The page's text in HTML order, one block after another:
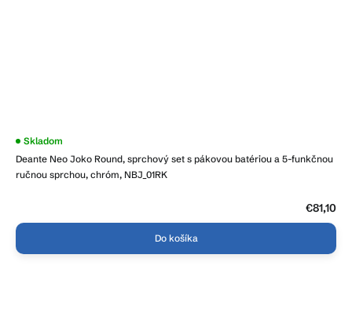
Deante Neo Joko Round, sprchový set s pákovou batériou a 5-funkčnou
ručnou sprchou, chróm, NBJ_01RK
Skladom
€81,10
Do košíka